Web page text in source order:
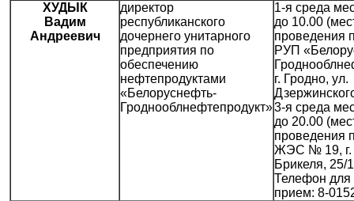
ХУДЫК
Вадим
Андреевич
директор
республиканского
дочернего унитарного
предприятия по
обеспечению
нефтепродуктами
«Белоруснефть-
Гроднооблнефтепродукт»
1-я среда
до 10.00
проведения
РУП
г. Гродно, ул.
3-я среда
до 20.00
проведения
ЖЭС № 19, г.
Брикеля, 25/
Телефон для
прием: 8-